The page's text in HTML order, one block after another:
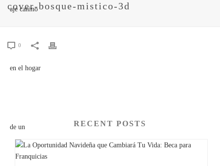
cover-bosque-mistico-3d
0
RECENT POSTS